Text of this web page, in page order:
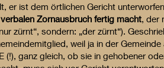
er ist dem örtlichen Gericht
Zornausbruch fertig macht, der
zürnt“, sondern: „der zürnt“).
weil ja in der
(!), ganz gleich, ob sie in gehobener